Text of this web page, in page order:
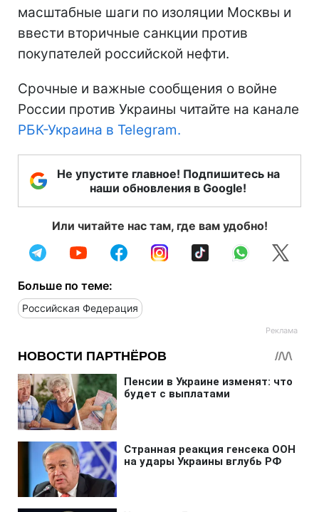
масштабные шаги по изоляции Москвы и
ввести вторичные санкции против
покупателей российской нефти.
Срочные и важные сообщения о войне
России против Украины читайте на канале
РБК-Украина в Telegram.
Не упустите главное! Подпишитесь на
наши обновления в Google!
Или читайте нас там, где вам удобно!
Больше по теме:
Российская Федерация